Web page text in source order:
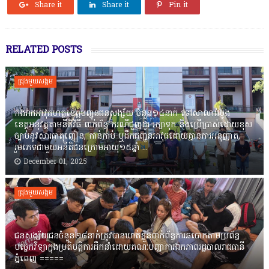
Share it Share it Pin it
RELATED POSTS
ជ្រុងមួយសង្គម
កងរាជឣាវុធហត្ថខេត្តបញ្ជូនជនសង្ស័យ ចំនួន១៤នាក់ ទៅសាលាដំបូង
ខេត្តឣនុវត្តតាមនីតិវិធី ពាក់ព័ន្ធ ករណីជួញដូរ រក្សាទុក និងប្រើប្រាស់ដោយខុស
ច្បាប់នូវសារធាតុញៀន, កាន់កាប់ ឬដឹកជញ្ជូនអាវុធដោយគ្មានការអនុញ្ញាត,
រួមភេទជាមួយអនីតិជនក្រោមអាយុ១៥ឆ្នាំ ...
December 01, 2025
ជ្រុងមួយសង្គម
ជនសង្ស័យជនចំនួន២៨នាក់ត្រូវបានឃាត់ខ្លួនពាក់ព័ន្ធការឆបោកតាមប្រព័ន្ធ
បច្ចេកវិទ្យាក្នុងប្រតិបត្តិការដឹកនាំដោយគណៈបញ្ជាការឯកភាពរដ្ឋបាលរាជធានី
ភ្នំពេញ ‎=====